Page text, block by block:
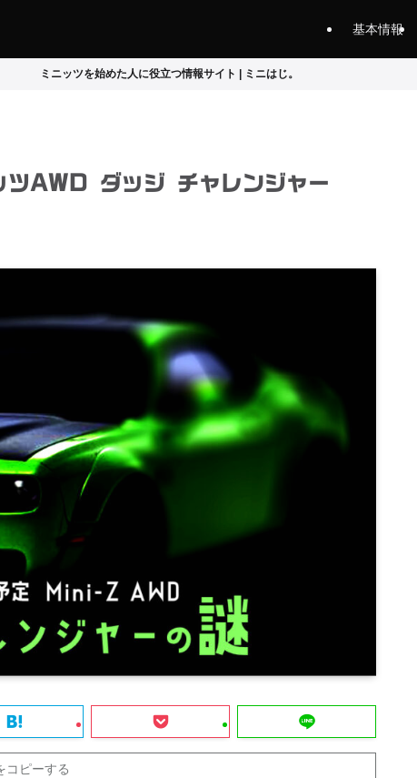
基本情報
ミニッツを始めた人に役立つ情報サイト | ミニはじ。
AWD ダッジ チャレンジャー
コピーする